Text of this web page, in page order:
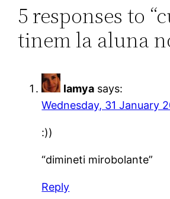
5 responses to
tinem la aluna
lamya says:
Wednesday, 31 January
:))
“dimineti mirobolante”
Reply